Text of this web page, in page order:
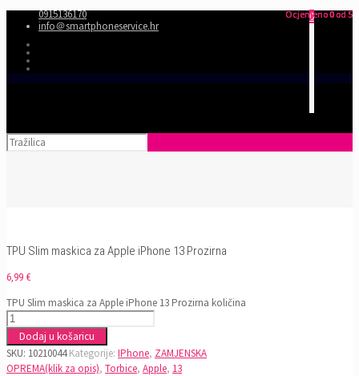
0915136170
info＠smartphoneservice.hr
0
TPU Slim maskica za Apple iPhone 13 Prozirna
6,99 €
TPU Slim maskica za Apple iPhone 13 Prozirna količina
Dodaj u košaricu
SKU: 10210044 Kategorije: IPhone, ZAMJENSKA
OPREMA(klik za opis), Torbice, Apple, 13
Ocjenjeno0od 5
Ocjenjeno0od 5
Ocjenjeno0od 5